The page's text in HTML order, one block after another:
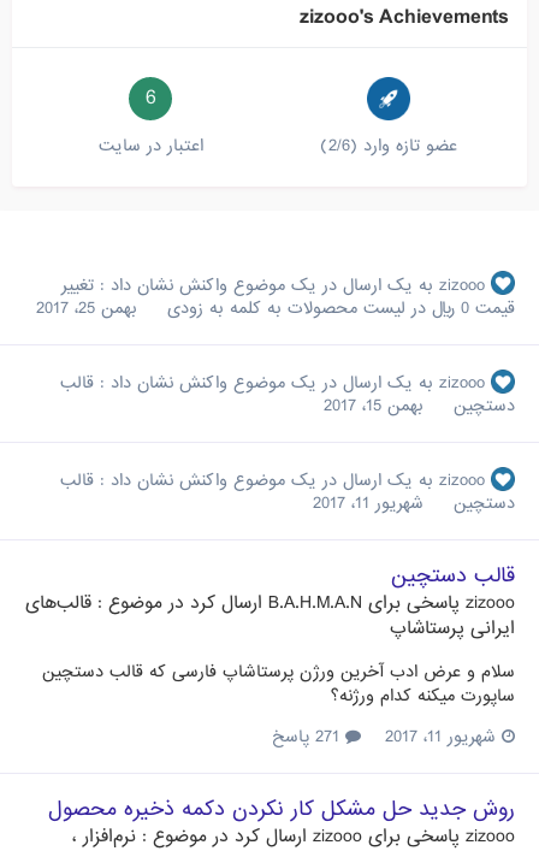
zizooo's Achievements
عضو تازه وارد (2/6)
6
اعتبار در سایت
zizooo به یک ارسال در یک موضوع واکنش نشان داد : تغییر
قیمت 0 ریال در لیست محصولات به کلمه به زودی
بهمن 25، 2017
zizooo به یک ارسال در یک موضوع واکنش نشان داد : قالب
دستچین
بهمن 15، 2017
zizooo به یک ارسال در یک موضوع واکنش نشان داد : قالب
دستچین
شهریور 11، 2017
قالب دستچین
zizooo پاسخی برای B.A.H.M.A.N ارسال کرد در موضوع : قالب‌های
ایرانی پرستاشاپ
سلام و عرض ادب آخرین ورژن پرستاشاپ فارسی که قالب دستچین
ساپورت میکنه کدام ورژنه؟
شهریور 11، 2017
روش جدید حل مشکل کار نکردن دکمه ذخیره محصول
zizooo پاسخی برای zizooo ارسال کرد در موضوع : نرم‌افزار ،